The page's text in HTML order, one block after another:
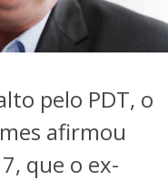
pelo PDT, o
afirmou
que o ex-